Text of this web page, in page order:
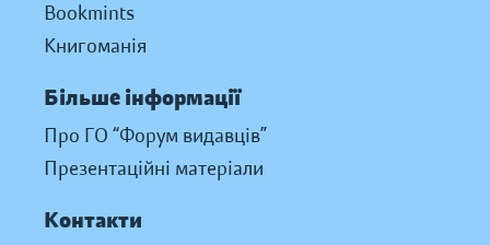
Bookmints
Книгоманія
Більше інформації
Про ГО “Форум видавців”
Презентаційні матеріали
Контакти